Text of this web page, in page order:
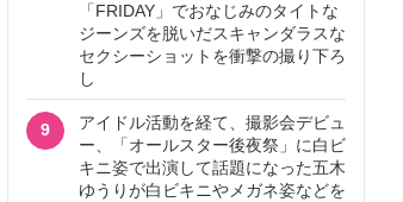
「FRIDAY」でおなじみのタイトな
ジーンズを脱いだスキャンダラスな
セクシーショットを衝撃の撮り下ろ
し
9
アイドル活動を経て、撮影会デビュ
ー、「オールスター後夜祭」に白ビ
キニ姿で出演して話題になった五木
ゆうりが白ビキニやメガネ姿などを